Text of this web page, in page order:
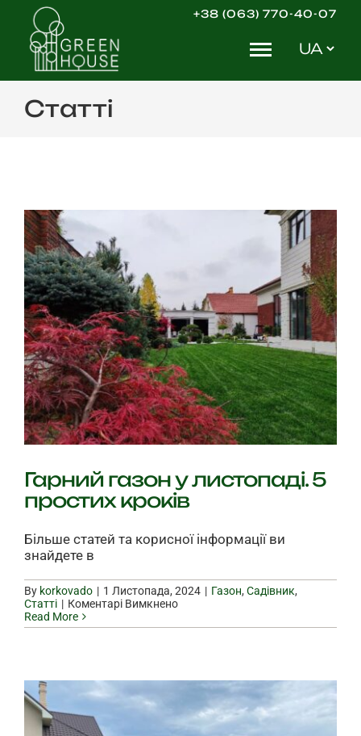
content
+38 (063) 770-40-07
мову
Статті
Гарний газон у листопаді. 5
простих кроків
Більше статей та корисної інформації ви
знайдете в
By korkovado | | Газон, Садівник,
Статті | Коментарі Вимкненодо
газон
простих кроків
Read More